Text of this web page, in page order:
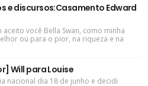
e discursos:Casamento Edward
aceito você Bella Swan, como minha
ou para o pior, na riqueza e na
Will para Louise
nacional dia 18 de junho e decidi